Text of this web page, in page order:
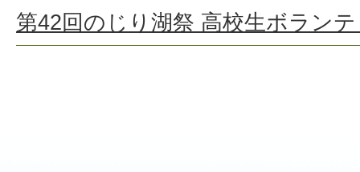
第42回のじり湖祭 高校生ボラン